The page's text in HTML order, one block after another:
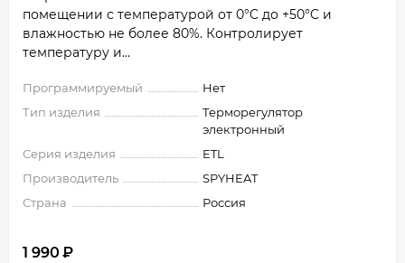
помещении с температурой от 0°C до +50°C и
влажностью не более 80%. Контролирует
температуру и...
Программируемый
Нет
Тип изделия
Терморегулятор
электронный
Серия изделия
ETL
Производитель
SPYHEAT
Страна
Россия
1 990 ₽